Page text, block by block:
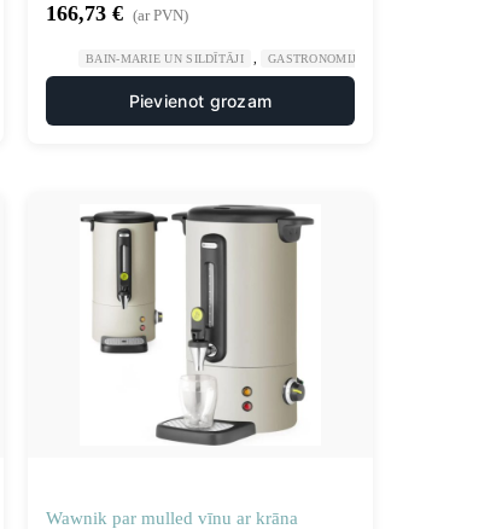
PLĪTIS UN DZĒRIENU UZPILDES IEKĀRTAS
166,73 € (ar PVN)
BAIN-MARIE UN SILDĪTĀJI GASTRONOMIJA
Pievienot grozam
Wawnik par mulled vīnu ar krāna